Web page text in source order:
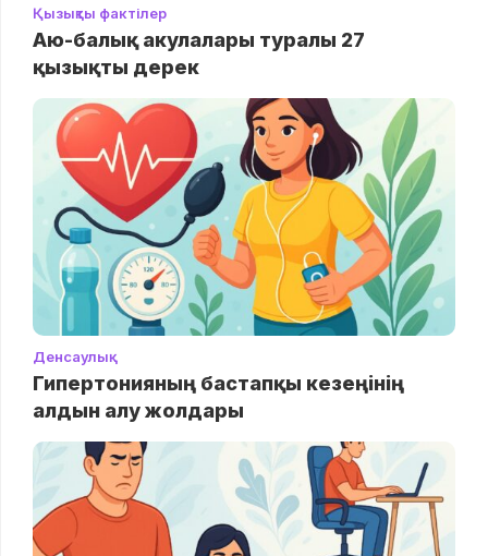
Қызықты фактілер
Аю-балық акулалары туралы 27
қызықты дерек
Денсаулық
Гипертонияның бастапқы кезеңінің
алдын алу жолдары